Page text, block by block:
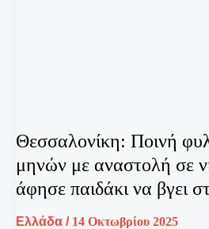
Θεσσαλονίκη: Ποινή
μηνών με αναστολή σε
άφησε παιδάκι να βγει
Ελλάδα / 14 Οκτωβρίου 2025